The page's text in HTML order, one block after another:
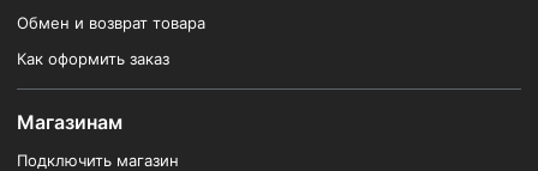
Обмен и возврат товара
Как оформить заказ
Магазинам
Подключить магазин